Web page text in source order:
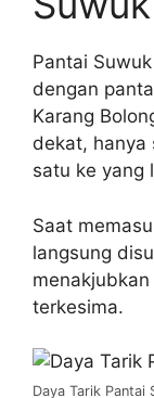
Pantai
dengan
Karang
dekat, hanya
satu ke yang
Saat
langsung
terkesima.
Daya Tarik Pantai